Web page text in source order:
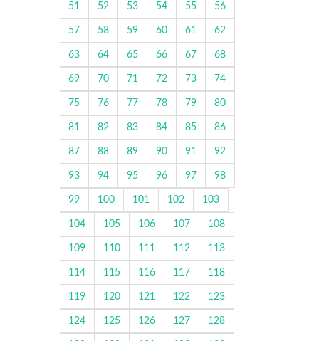
51 52 53 54 55 56
57 58 59 60 61 62
63 64 65 66 67 68
69 70 71 72 73 74
75 76 77 78 79 80
81 82 83 84 85 86
87 88 89 90 91 92
93 94 95 96 97 98
99 100 101 102 103
104 105 106 107 108
109 110 111 112 113
114 115 116 117 118
119 120 121 122 123
124 125 126 127 128